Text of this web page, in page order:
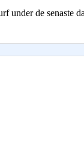
under de senaste